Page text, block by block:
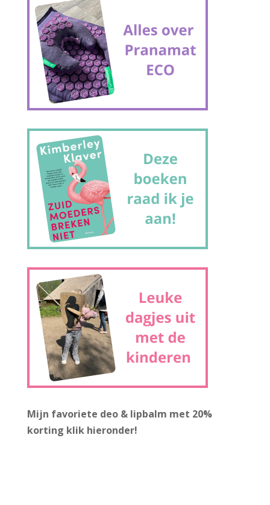
Mijn favoriete deo & lipbalm met 20%
korting klik hieronder!